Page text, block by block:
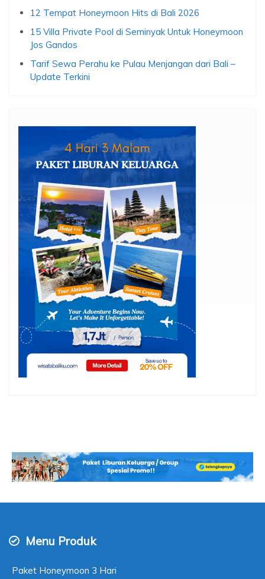
12 Tempat Honeymoon Hits di Bali 2026
15 Villa Private Pool di Seminyak Untuk Honeymoon
Jos Gandos
Tarif Sewa Perahu ke Pulau Menjangan dari Bali –
Update Terkini
Menu Produk
Paket Honeymoon 3 Hari